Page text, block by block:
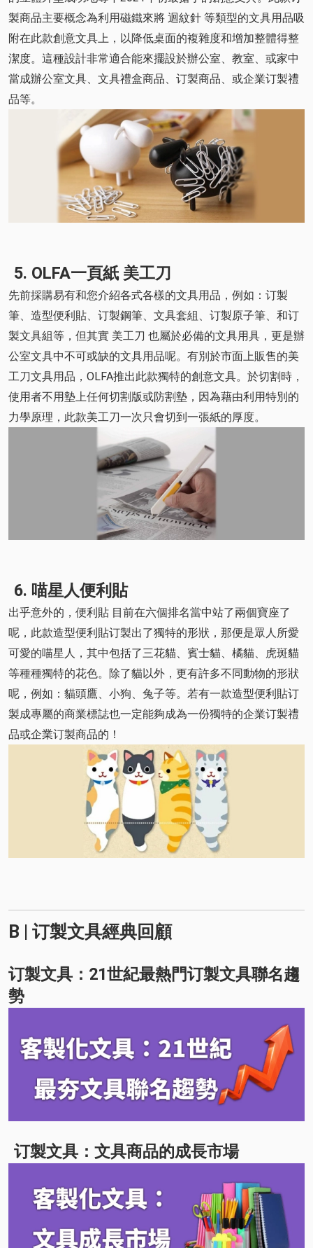
製商品主要概念為利用磁鐵來將 迴紋針 等類型的文具用品吸
附在此款創意文具上，以降低桌面的複雜度和增加整體得整
潔度。這種設計非常適合能來擺設於辦公室、教室、或家中
當成辦公室文具、文具禮盒商品、订製商品、或企業订製禮
品等。
5. OLFA一頁紙 美工刀
先前採購易有和您介紹各式各樣的文具用品，例如：订製
筆、造型便利貼、订製鋼筆、文具套組、订製原子筆、和订
製文具組等，但其實 美工刀 也屬於必備的文具用具，更是辦
公室文具中不可或缺的文具用品呢。有別於市面上販售的美
工刀文具用品，OLFA推出此款獨特的創意文具。於切割時，
使用者不用墊上任何切割版或防割墊，因為藉由利用特別的
力學原理，此款美工刀一次只會切到一張紙的厚度。
6. 喵星人便利貼
出乎意外的，便利貼 目前在六個排名當中站了兩個寶座了
呢，此款造型便利貼订製出了獨特的形狀，那便是眾人所愛
可愛的喵星人，其中包括了三花貓、賓士貓、橘貓、虎斑貓
等種種獨特的花色。除了貓以外，更有許多不同動物的形狀
呢，例如：貓頭鷹、小狗、兔子等。若有一款造型便利貼订
製成專屬的商業標誌也一定能夠成為一份獨特的企業订製禮
品或企業订製商品的！
B | 订製文具經典回顧
订製文具：21世紀最熱門订製文具聯名趨
勢
订製文具：文具商品的成長市場